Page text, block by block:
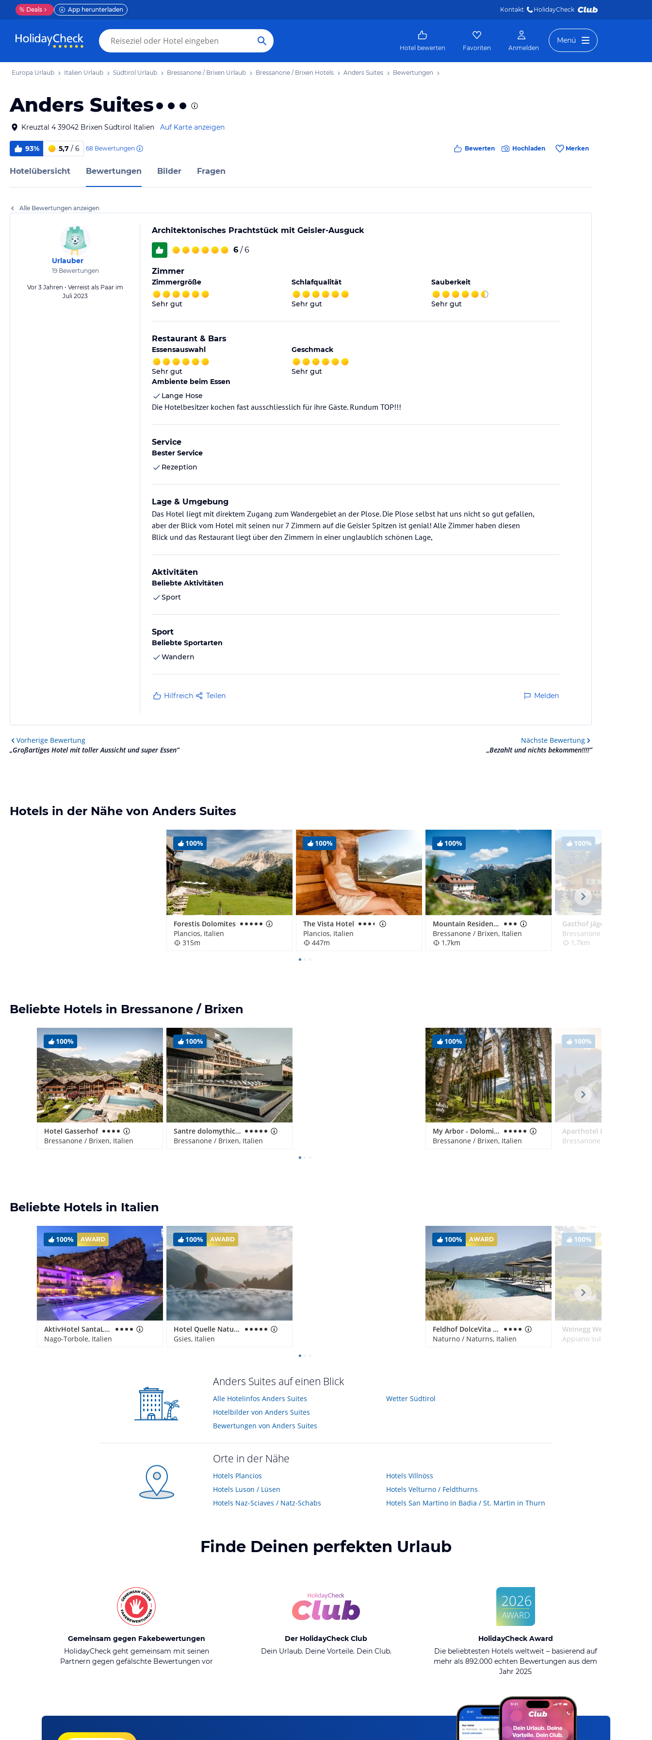
% Deals App herunterladen Kontakt HolidayCheck
Hotel bewerten Favoriten Anmelden
Menü
Europa Urlaub Italien Urlaub Südtirol Urlaub Bressanone / Brixen Urlaub Bressanone / Brixen Hotels Anders Suites Bewertungen
Anders Suites
Kreuztal 4 39042 Brixen Südtirol Italien Auf Karte anzeigen
93% 5,7 / 6 68 Bewertungen Bewerten Hochladen Merken
Hotelübersicht Bewertungen Bilder Fragen
Alle Bewertungen anzeigen
Urlauber
19Bewertungen
Vor 3 Jahren • Verreist als Paar im
Juli 2023
Architektonisches Prachtstück mit Geisler-Ausguck
6 / 6
Zimmer
Zimmergröße
Sehr gut
Schlafqualität
Sehr gut
Sauberkeit
Sehr gut
Restaurant & Bars
Essensauswahl
Sehr gut
Geschmack
Sehr gut
Ambiente beim Essen
Lange Hose
Die Hotelbesitzer kochen fast ausschliesslich für ihre Gäste. Rundum TOP!!!
Service
Bester Service
Rezeption
Lage & Umgebung
Das Hotel liegt mit direktem Zugang zum Wandergebiet an der Plose. Die Plose selbst hat uns nicht so gut gefallen,
aber der Blick vom Hotel mit seinen nur 7 Zimmern auf die Geisler Spitzen ist genial! Alle Zimmer haben diesen
Blick und das Restaurant liegt über den Zimmern in einer unglaublich schönen Lage,
Aktivitäten
Beliebte Aktivitäten
Sport
Sport
Beliebte Sportarten
Wandern
Hilfreich Teilen Melden
Vorherige Bewertung
„Großartiges Hotel mit toller Aussicht und super Essen”
Nächste Bewertung
„Bezahlt und nichts bekommen!!!!”
Hotels in der Nähe von Anders Suites
100%
Forestis Dolomites
Plancios, Italien
315m
100%
The Vista Hotel
Plancios, Italien
447m
100%
Mountain Residence Alpenhof
Bressanone / Brixen, Italien
1,7km
100%
Gasthof Jägerheim
Bressanone / Brixen, Italien
1,7km
Beliebte Hotels in Bressanone / Brixen
100%
Hotel Gasserhof
Bressanone / Brixen, Italien
100%
Santre dolomythic home
Bressanone / Brixen, Italien
100%
My Arbor - Dolomites
Bressanone / Brixen, Italien
100%
Aparthotel Bacher
Bressanone / Brixen, Italien
Beliebte Hotels in Italien
100% AWARD
AktivHotel SantaLucia
Nago-Torbole, Italien
100% AWARD
Hotel Quelle Nature Spa Resort
Gsies, Italien
100% AWARD
Feldhof DolceVita Resort
Naturno / Naturns, Italien
100% AWARD
Anders Suites auf einen Blick
Alle Hotelinfos Anders Suites
Hotelbilder von Anders Suites
Bewertungen von Anders Suites
Wetter Südtirol
Orte in der Nähe
Hotels Plancios
Hotels Luson / Lüsen
Hotels Naz-Sciaves / Natz-Schabs
Hotels Villnöss
Hotels Velturno / Feldthurns
Hotels San Martino in Badia / St. Martin in Thurn
Finde Deinen perfekten Urlaub
Gemeinsam gegen Fakebewertungen
HolidayCheck geht gemeinsam mit seinen
Partnern gegen gefälschte Bewertungen vor
Der HolidayCheck Club
Dein Urlaub. Deine Vorteile. Dein Club.
HolidayCheck Award
Die beliebtesten Hotels weltweit – basierend auf
mehr als 892.000 echten Bewertungen aus dem
Jahr 2025